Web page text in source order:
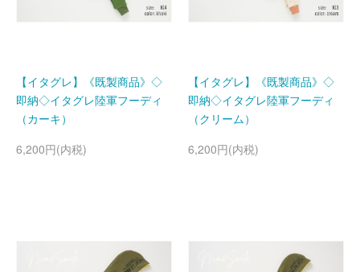
【イタグレ】《既製商品》◇
即納◇イタグレ陸軍フーディ
（カーキ）
6,200円(内税)
【イタグレ】《既製商品》◇
即納◇イタグレ陸軍フーディ
（クリーム）
6,200円(内税)